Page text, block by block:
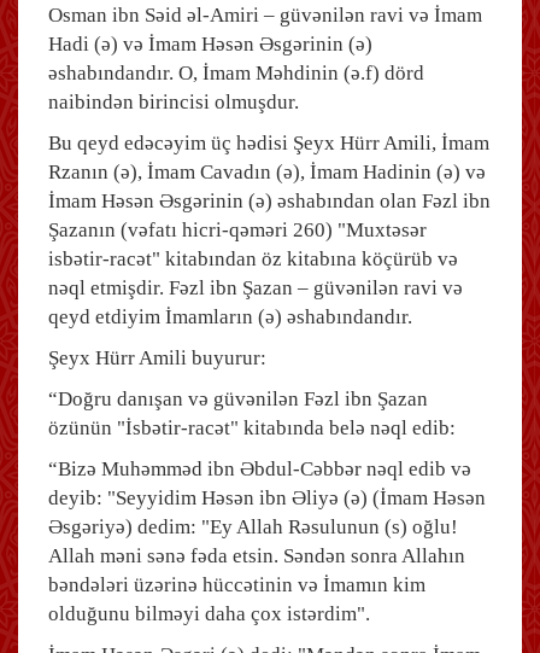
Osman ibn Səid əl-Amiri – güvənilən ravi və İmam
Hadi (ə) və İmam Həsən Əsgərinin (ə)
əshabındandır. O, İmam Məhdinin (ə.f) dörd
naibindən birincisi olmuşdur.
Bu qeyd edəcəyim üç hədisi Şeyx Hürr Amili, İmam
Rzanın (ə), İmam Cavadın (ə), İmam Hadinin (ə) və
İmam Həsən Əsgərinin (ə) əshabından olan Fəzl ibn
Şazanın (vəfatı hicri-qəməri 260) "Muxtəsər
isbətir-racət" kitabından öz kitabına köçürüb və
nəql etmişdir. Fəzl ibn Şazan – güvənilən ravi və
qeyd etdiyim İmamların (ə) əshabındandır.
Şeyx Hürr Amili buyurur:
“Doğru danışan və güvənilən Fəzl ibn Şazan
özünün "İsbətir-racət" kitabında belə nəql edib:
“Bizə Muhəmməd ibn Əbdul-Cəbbər nəql edib və
deyib: "Seyyidim Həsən ibn Əliyə (ə) (İmam Həsən
Əsgəriyə) dedim: "Ey Allah Rəsulunun (s) oğlu!
Allah məni sənə fəda etsin. Səndən sonra Allahın
bəndələri üzərinə hüccətinin və İmamın kim
olduğunu bilməyi daha çox istərdim".